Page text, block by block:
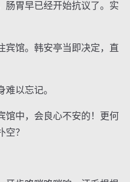
胃早已经开始抗议了。实
馆。韩安亭当即决定，直
以忘记。
中，会良心不安的！更何
？